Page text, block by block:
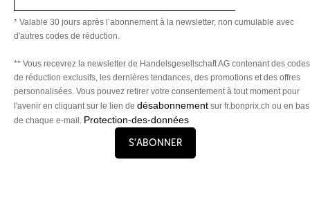
* Valable 30 jours après l’abonnement à la newsletter, non cumulable avec
d'autres codes de réduction.
** Vous recevrez la newsletter de Handelsgesellschaft AG contenant des codes
de réduction exclusifs, les dernières tendances, des promotions et des offres
personnalisées. Vous pouvez retirer votre consentement à tout moment pour
l'avenir en cliquant sur le lien de désabonnement sur fr.bonprix.ch ou en bas
de chaque e-mail. Protection-des-données
S’abonner